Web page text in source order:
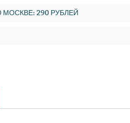
290 РУБЛЕЙ